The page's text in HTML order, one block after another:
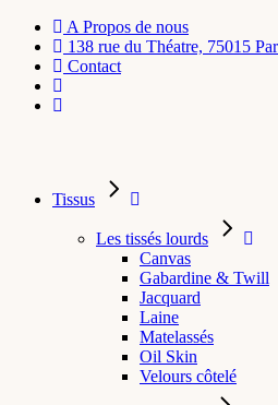
A Propos de nous
138 rue du Théatre, 75015
Contact
Tissus
Les tissés lourds
Canvas
Gabardine & Twill
Jacquard
Laine
Matelassés
Oil Skin
Velours côtelé